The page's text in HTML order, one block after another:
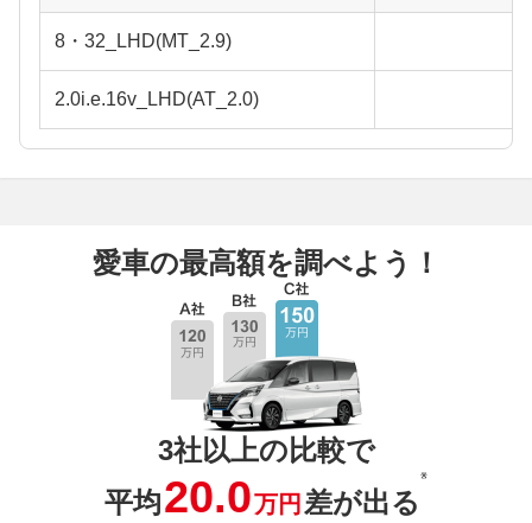
8・32_LHD(MT_2.9)
2.0i.e.16v_LHD(AT_2.0)
愛車の最高額を調べよう！
3社以上の比較で
平均20.0万円 差が出る
※